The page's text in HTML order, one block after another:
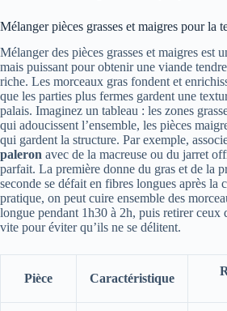
Mélanger pièces grasses et maigres pour la
Mélanger des pièces grasses et maigres est
mais puissant pour obtenir une viande
riche. Les morceaux gras fondent et
que les parties plus fermes gardent une
palais. Imaginez un tableau : les zones
qui adoucissent l’ensemble, les pièces
qui gardent la structure. Par exemple,
paleron avec de la macreuse ou du jarret
parfait. La première donne du gras et de la
seconde se défait en fibres longues après la
pratique, on peut cuire ensemble des
longue pendant 1h30 à 2h, puis retirer ceux
vite pour éviter qu’ils ne se délitent.
Pièce Caractéristique